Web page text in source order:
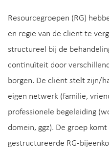
Resourcegroepen (RG)
en regie van de cliënt te
structureel bij de
continuïteit door
borgen. De cliënt stelt zijn/
eigen netwerk (familie,
professionele begeleiding
domein, ggz). De groep
gestructureerde RG-